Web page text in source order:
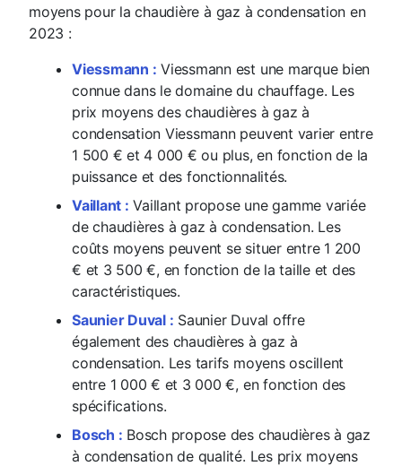
moyens pour la chaudière à gaz à condensation en
2023 :
Viessmann : Viessmann est une marque bien
connue dans le domaine du chauffage. Les
prix moyens des chaudières à gaz à
condensation Viessmann peuvent varier entre
1 500 € et 4 000 € ou plus, en fonction de la
puissance et des fonctionnalités.
Vaillant : Vaillant propose une gamme variée
de chaudières à gaz à condensation. Les
coûts moyens peuvent se situer entre 1 200
€ et 3 500 €, en fonction de la taille et des
caractéristiques.
Saunier Duval : Saunier Duval offre
également des chaudières à gaz à
condensation. Les tarifs moyens oscillent
entre 1 000 € et 3 000 €, en fonction des
spécifications.
Bosch : Bosch propose des chaudières à gaz
à condensation de qualité. Les prix moyens